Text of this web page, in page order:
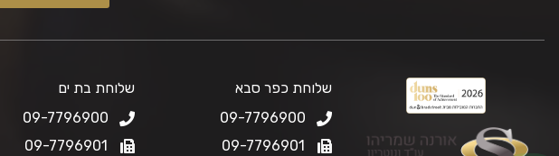
שלוחת כפר סבא
09-7796900
09-7796901
שלוחת בת ים
09-7796900
09-7796901